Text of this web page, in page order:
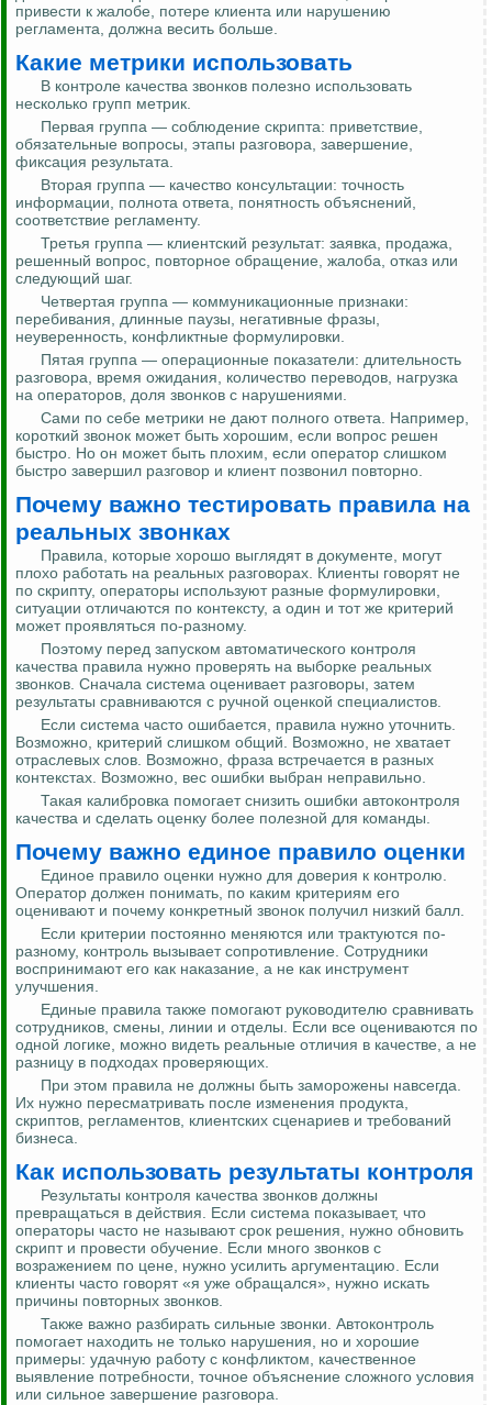
привести к жалобе, потере клиента или нарушению
регламента, должна весить больше.
Какие метрики использовать
В контроле качества звонков полезно использовать
несколько групп метрик.
Первая группа — соблюдение скрипта: приветствие,
обязательные вопросы, этапы разговора, завершение,
фиксация результата.
Вторая группа — качество консультации: точность
информации, полнота ответа, понятность объяснений,
соответствие регламенту.
Третья группа — клиентский результат: заявка, продажа,
решенный вопрос, повторное обращение, жалоба, отказ или
следующий шаг.
Четвертая группа — коммуникационные признаки:
перебивания, длинные паузы, негативные фразы,
неуверенность, конфликтные формулировки.
Пятая группа — операционные показатели: длительность
разговора, время ожидания, количество переводов, нагрузка
на операторов, доля звонков с нарушениями.
Сами по себе метрики не дают полного ответа. Например,
короткий звонок может быть хорошим, если вопрос решен
быстро. Но он может быть плохим, если оператор слишком
быстро завершил разговор и клиент позвонил повторно.
Почему важно тестировать правила на
реальных звонках
Правила, которые хорошо выглядят в документе, могут
плохо работать на реальных разговорах. Клиенты говорят не
по скрипту, операторы используют разные формулировки,
ситуации отличаются по контексту, а один и тот же критерий
может проявляться по-разному.
Поэтому перед запуском автоматического контроля
качества правила нужно проверять на выборке реальных
звонков. Сначала система оценивает разговоры, затем
результаты сравниваются с ручной оценкой специалистов.
Если система часто ошибается, правила нужно уточнить.
Возможно, критерий слишком общий. Возможно, не хватает
отраслевых слов. Возможно, фраза встречается в разных
контекстах. Возможно, вес ошибки выбран неправильно.
Такая калибровка помогает снизить ошибки автоконтроля
качества и сделать оценку более полезной для команды.
Почему важно единое правило оценки
Единое правило оценки нужно для доверия к контролю.
Оператор должен понимать, по каким критериям его
оценивают и почему конкретный звонок получил низкий балл.
Если критерии постоянно меняются или трактуются по-
разному, контроль вызывает сопротивление. Сотрудники
воспринимают его как наказание, а не как инструмент
улучшения.
Единые правила также помогают руководителю сравнивать
сотрудников, смены, линии и отделы. Если все оцениваются по
одной логике, можно видеть реальные отличия в качестве, а не
разницу в подходах проверяющих.
При этом правила не должны быть заморожены навсегда.
Их нужно пересматривать после изменения продукта,
скриптов, регламентов, клиентских сценариев и требований
бизнеса.
Как использовать результаты контроля
Результаты контроля качества звонков должны
превращаться в действия. Если система показывает, что
операторы часто не называют срок решения, нужно обновить
скрипт и провести обучение. Если много звонков с
возражением по цене, нужно усилить аргументацию. Если
клиенты часто говорят «я уже обращался», нужно искать
причины повторных звонков.
Также важно разбирать сильные звонки. Автоконтроль
помогает находить не только нарушения, но и хорошие
примеры: удачную работу с конфликтом, качественное
выявление потребности, точное объяснение сложного условия
или сильное завершение разговора.